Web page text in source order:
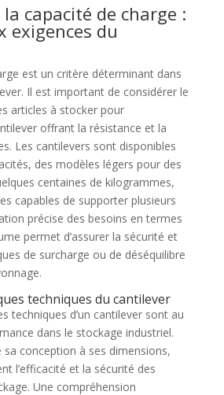
capacité de charge :
exigences du
est un critère déterminant dans
Il est important de considérer le
articles à stocker pour
offrant la résistance et la
Les cantilevers sont disponibles
des modèles légers pour des
centaines de kilogrammes,
capables de supporter plusieurs
précise des besoins en termes
permet d’assurer la sécurité et
de surcharge ou de déséquilibre
techniques du cantilever
techniques d’un cantilever sont au
dans le stockage industriel.
sa conception à ses dimensions,
l’efficacité et la sécurité des
Une compréhension